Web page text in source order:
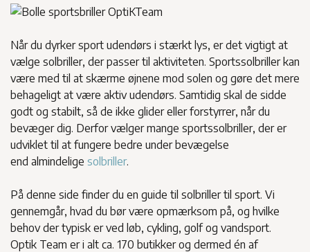
Når du dyrker sport udendørs i stærkt lys, er det vigtigt at
vælge solbriller, der passer til aktiviteten. Sportssolbriller kan
være med til at skærme øjnene mod solen og gøre det mere
behageligt at være aktiv udendørs. Samtidig skal de sidde
godt og stabilt, så de ikke glider eller forstyrrer, når du
bevæger dig. Derfor vælger mange sportssolbriller, der er
udviklet til at fungere bedre under bevægelse
end almindelige solbriller.
På denne side finder du en guide til solbriller til sport. Vi
gennemgår, hvad du bør være opmærksom på, og hvilke
behov der typisk er ved løb, cykling, golf og vandsport.
Optik Team er i alt ca. 170 butikker og dermed én af